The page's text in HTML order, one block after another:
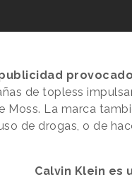
de topless
La marca
de drogas, o de
Calvin Klein es